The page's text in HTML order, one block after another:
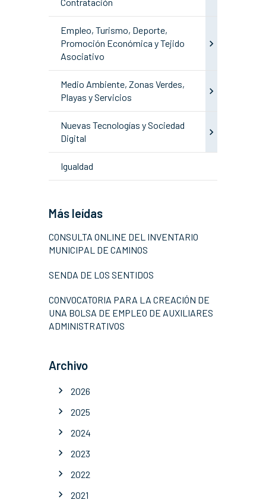
Empleo, Turismo, Deporte,
Promoción Económica y Tejido
Asociativo
Medio Ambiente, Zonas Verdes,
Playas y Servicios
Nuevas Tecnologías y Sociedad
Digital
Igualdad
Más leídas
CONSULTA ONLINE DEL INVENTARIO
MUNICIPAL DE CAMINOS
SENDA DE LOS SENTIDOS
CONVOCATORIA PARA LA CREACIÓN DE
UNA BOLSA DE EMPLEO DE AUXILIARES
ADMINISTRATIVOS
Archivo
2026
2025
2024
2023
2022
2021